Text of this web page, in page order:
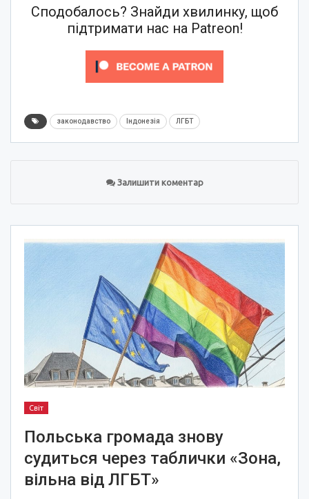
Сподобалось? Знайди хвилинку, щоб
підтримати нас на Patreon!
законодавство Індонезія ЛГБТ
Залишити коментар
Світ
Польська громада знову
судиться через таблички «Зона,
вільна від ЛГБТ»